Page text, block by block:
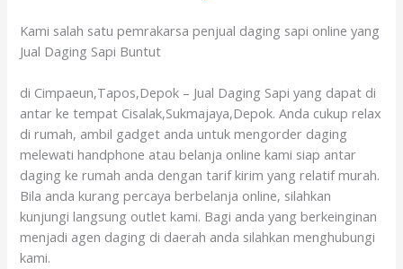
Kami salah satu pemrakarsa penjual daging sapi online yang
Jual Daging Sapi Buntut
di Cimpaeun,Tapos,Depok – Jual Daging Sapi yang dapat di
antar ke tempat Cisalak,Sukmajaya,Depok. Anda cukup relax
di rumah, ambil gadget anda untuk mengorder daging
melewati handphone atau belanja online kami siap antar
daging ke rumah anda dengan tarif kirim yang relatif murah.
Bila anda kurang percaya berbelanja online, silahkan
kunjungi langsung outlet kami. Bagi anda yang berkeinginan
menjadi agen daging di daerah anda silahkan menghubungi
kami.